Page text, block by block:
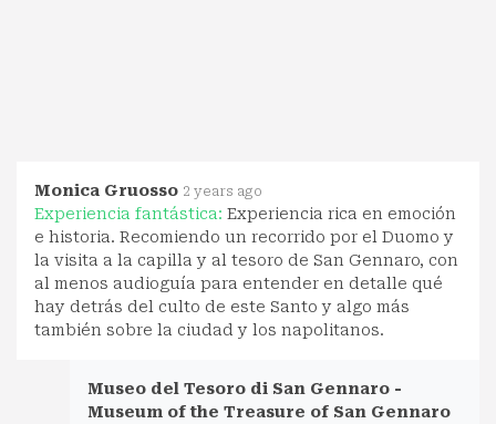
Monica Gruosso 2 years ago
Experiencia fantástica: Experiencia rica en emoción
e historia. Recomiendo un recorrido por el Duomo y
la visita a la capilla y al tesoro de San Gennaro, con
al menos audioguía para entender en detalle qué
hay detrás del culto de este Santo y algo más
también sobre la ciudad y los napolitanos.
Museo del Tesoro di San Gennaro -
Museum of the Treasure of San Gennaro